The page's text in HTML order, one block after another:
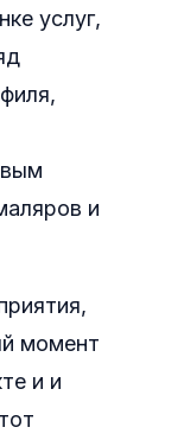
услуг,
и
момент
и и